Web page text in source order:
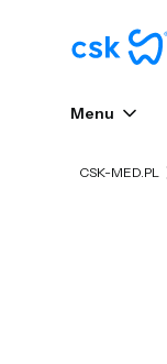
Menu
CSK-MED.PL